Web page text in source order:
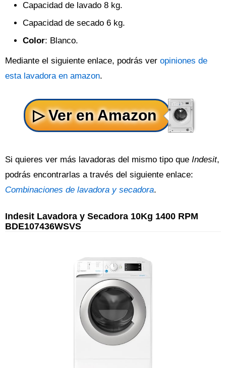
Capacidad de lavado 8 kg.
Capacidad de secado 6 kg.
Color: Blanco.
Mediante el siguiente enlace, podrás ver opiniones de
esta lavadora en amazon.
Si quieres ver más lavadoras del mismo tipo que Indesit,
podrás encontrarlas a través del siguiente enlace:
Combinaciones de lavadora y secadora.
Indesit Lavadora y Secadora 10Kg 1400 RPM
BDE107436WSVS